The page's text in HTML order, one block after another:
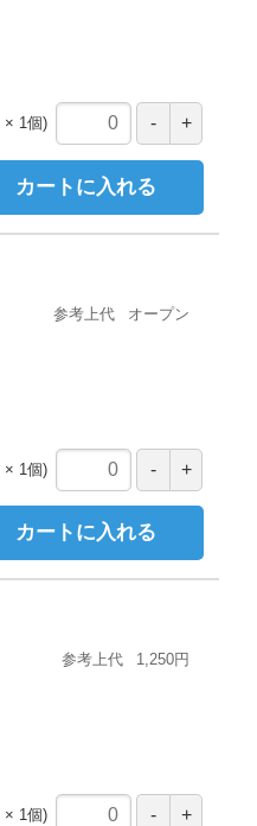
1個
カートに入れる
参考上代 オープン
1個
カートに入れる
参考上代 1,250円
1個